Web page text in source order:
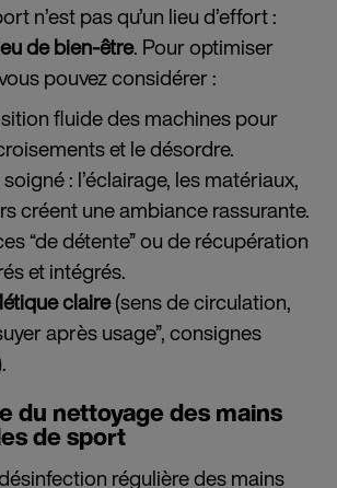
n’est pas qu’un lieu d’effort :
de bien-être. Pour optimiser
pouvez considérer :
fluide des machines pour
et le désordre.
: l’éclairage, les matériaux,
créent une ambiance rassurante.
“de détente” ou de récupération
et intégrés.
claire(sens de circulation,
après usage”, consignes
du nettoyage des mains
de sport
régulière des mains